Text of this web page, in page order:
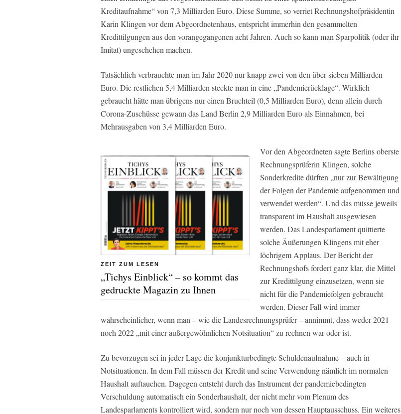
Kreditaufnahme“ von 7,3 Milliarden Euro. Diese Summe, so verriet Rechnungshofpräsidentin
Karin Klingen vor dem Abgeordnetenhaus, entspricht immerhin den gesammelten
Kredittilgungen aus den vorangegangenen acht Jahren. Auch so kann man Sparpolitik (oder ihr
Imitat) ungeschehen machen.
Tatsächlich verbrauchte man im Jahr 2020 nur knapp zwei von den über sieben Milliarden
Euro. Die restlichen 5,4 Milliarden steckte man in eine „Pandemierücklage“. Wirklich
gebraucht hätte man übrigens nur einen Bruchteil (0,5 Milliarden Euro), denn allein durch
Corona-Zuschüsse gewann das Land Berlin 2,9 Milliarden Euro als Einnahmen, bei
Mehrausgaben von 3,4 Milliarden Euro.
ZEIT ZUM LESEN
„Tichys Einblick“ – so kommt das
gedruckte Magazin zu Ihnen
Vor den Abgeordneten sagte Berlins oberste
Rechnungsprüferin Klingen, solche
Sonderkredite dürften „nur zur Bewältigung
der Folgen der Pandemie aufgenommen und
verwendet werden“. Und das müsse jeweils
transparent im Haushalt ausgewiesen
werden. Das Landesparlament quittierte
solche Äußerungen Klingens mit eher
löchrigem Applaus. Der Bericht der
Rechnungshofs fordert ganz klar, die Mittel
zur Kredittilgung einzusetzen, wenn sie
nicht für die Pandemiefolgen gebraucht
werden. Dieser Fall wird immer
wahrscheinlicher, wenn man – wie die Landesrechnungsprüfer – annimmt, dass weder 2021
noch 2022 „mit einer außergewöhnlichen Notsituation“ zu rechnen war oder ist.
Zu bevorzugen sei in jeder Lage die konjunkturbedingte Schuldenaufnahme – auch in
Notsituationen. In dem Fall müssen der Kredit und seine Verwendung nämlich im normalen
Haushalt auftauchen. Dagegen entsteht durch das Instrument der pandemiebedingten
Verschuldung automatisch ein Sonderhaushalt, der nicht mehr vom Plenum des
Landesparlaments kontrolliert wird, sondern nur noch von dessen Hauptausschuss. Ein weiteres